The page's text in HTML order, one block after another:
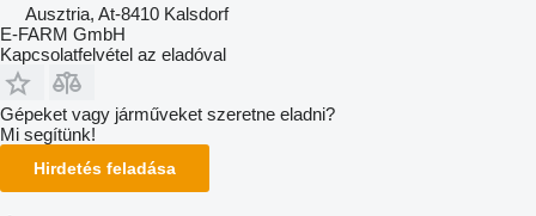
Ausztria, At-8410 Kalsdorf
E-FARM GmbH
Kapcsolatfelvétel az eladóval
Gépeket vagy járműveket szeretne eladni?
Mi segítünk!
Hirdetés feladása